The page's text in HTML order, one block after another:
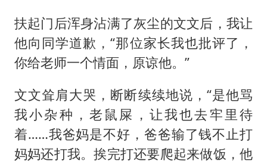
扶起门后浑身沾满了灰尘的文文后，我让
他向同学道歉，“那位家长我也批评了，
你给老师一个情面，原谅他。”
文文耸肩大哭，断断续续地说，“是他骂
我小杂种，老鼠屎，让我也去牢里待
着……我爸妈是不好，爸爸输了钱不止打
妈妈还打我。挨完打还要爬起来做饭，他